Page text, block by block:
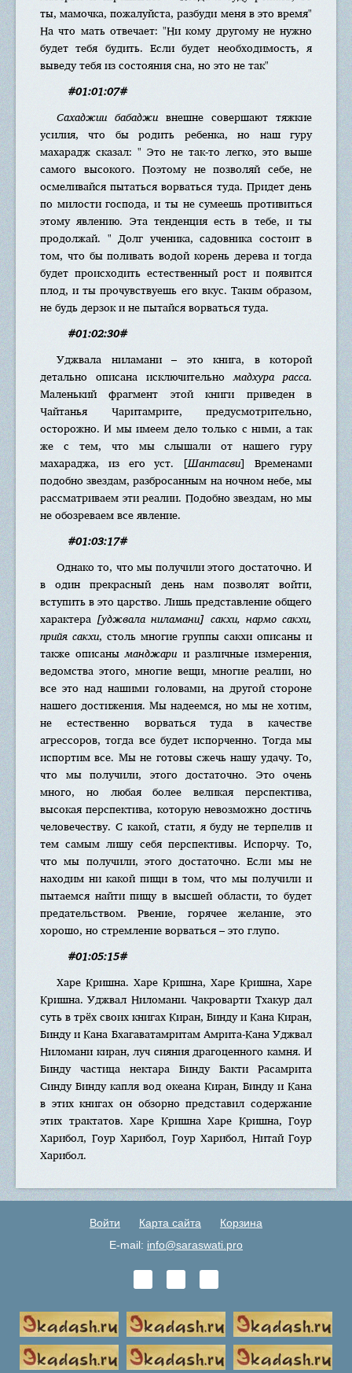
ты, мамочка, пожалуйста, разбуди меня в это время"
На что мать отвечает: "Ни кому другому не нужно
будет тебя будить. Если будет необходимость, я
выведу тебя из состояния сна, но это не так"
#01:01:07#
Сахаджии бабадживнешне совершают тяжкие
усилия, что бы родить ребенка, но наш гуру
махарадж сказал: " Это не так-то легко, это выше
самого высокого. Поэтому не позволяй себе, не
осмеливайся пытаться ворваться туда. Придет день
по милости господа, и ты не сумеешь противиться
этому явлению. Эта тенденция есть в тебе, и ты
продолжай. " Долг ученика, садовника состоит в
том, что бы поливать водой корень дерева и тогда
будет происходить естественный рост и появится
плод, и ты прочувствуешь его вкус. Таким образом,
не будь дерзок и не пытайся ворваться туда.
#01:02:30#
Уджвала ниламани – это книга, в которой
детально описана исключительномадхура расса.
Маленький фрагмент этой книги приведен в
Чайтанья Чаритамрите, предусмотрительно,
осторожно. И мы имеем дело только с ними, а так
же с тем, что мы слышали от нашего гуру
махараджа, из его уст. [Шантасви] Временами
подобно звездам, разбросанным на ночном небе, мы
рассматриваем эти реалии. Подобно звездам, но мы
не обозреваем все явление.
#01:03:17#
Однако то, что мы получили этого достаточно. И
в один прекрасный день нам позволят войти,
вступить в это царство. Лишь представление общего
характера [уджвала ниламани] сакхи, нармо сакхи,
прийя сакхи, столь многие группы сакхи описаны и
также описаныманджарии различные измерения,
ведомства этого, многие вещи, многие реалии, но
все это над нашими головами, на другой стороне
нашего достижения. Мы надеемся, но мы не хотим,
не естественно ворваться туда в качестве
агрессоров, тогда все будет испорченно. Тогда мы
испортим все. Мы не готовы сжечь нашу удачу. То,
что мы получили, этого достаточно. Это очень
много, но любая более великая перспектива,
высокая перспектива, которую невозможно достичь
человечеству. С какой, стати, я буду не терпелив и
тем самым лишу себя перспективы. Испорчу. То,
что мы получили, этого достаточно. Если мы не
находим ни какой пищи в том, что мы получили и
пытаемся найти пищу в высшей области, то будет
предательством. Рвение, горячее желание, это
хорошо, но стремление ворваться – это глупо.
#01:05:15#
Харе Кришна. Харе Кришна, Харе Кришна, Харе
Кришна. Уджвал Ниломани. Чакроварти Тхакур дал
суть в трёх своих книгах Киран, Бинду и Кана Киран,
Бинду и Кана Бхагаватамритам Амрита-Кана Уджвал
Ниломани киран, луч сияния драгоценного камня. И
Бинду частица нектара Бинду Бакти Расамрита
Синду Бинду капля вод океана Киран, Бинду и Кана
в этих книгах он обзорно представил содержание
этих трактатов. Харе Кришна Харе Кришна, Гоур
Харибол, Гоур Харибол, Гоур Харибол, Нитай Гоур
Харибол.
Войти Карта сайта
Корзина
E-mail: info@saraswati.pro